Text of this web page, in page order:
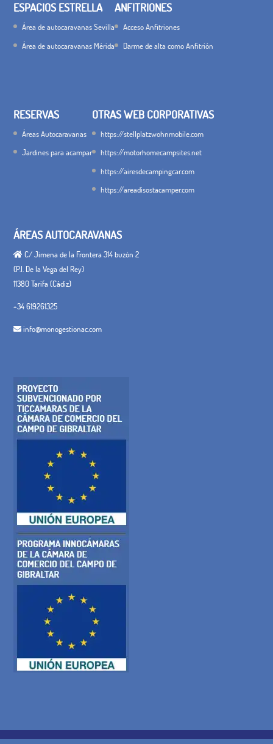
ESPACIOS ESTRELLA
Área de autocaravanas Sevilla
Área de autocaravanas Mérida
ANFITRIONES
Acceso Anfitriones
Darme de alta como Anfitrión
RESERVAS
Áreas Autocaravanas
Jardines para acampar
OTRAS WEB CORPORATIVAS
https://stellplatzwohnmobile.com
https://motorhomecampsites.net
https://airesdecampingcar.com
https://areadisostacamper.com
ÁREAS AUTOCARAVANAS
C/ Jimena de la Frontera 314 buzón 2
(P.I. De la Vega del Rey)
11380 Tarifa (Cádiz)
+34 619261325
info@monogestionac.com